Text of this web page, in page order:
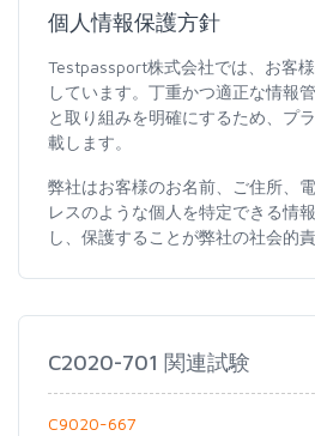
個人情報保護方針
Testpassport株式会社では、お客
しています。丁重かつ適正な情報
と取り組みを明確にするため、プ
載します。
弊社はお客様のお名前、ご住所、
レスのような個人を特定できる情
し、保護することが弊社の社会的
C2020-701 関連試験
C9020-667